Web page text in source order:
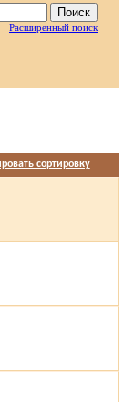
Расширенный поиск